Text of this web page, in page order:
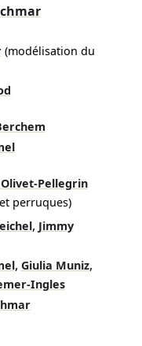
(modélisation du
Pellegrin
perruques)
, Jimmy
, Giulia Muniz,
Ingles